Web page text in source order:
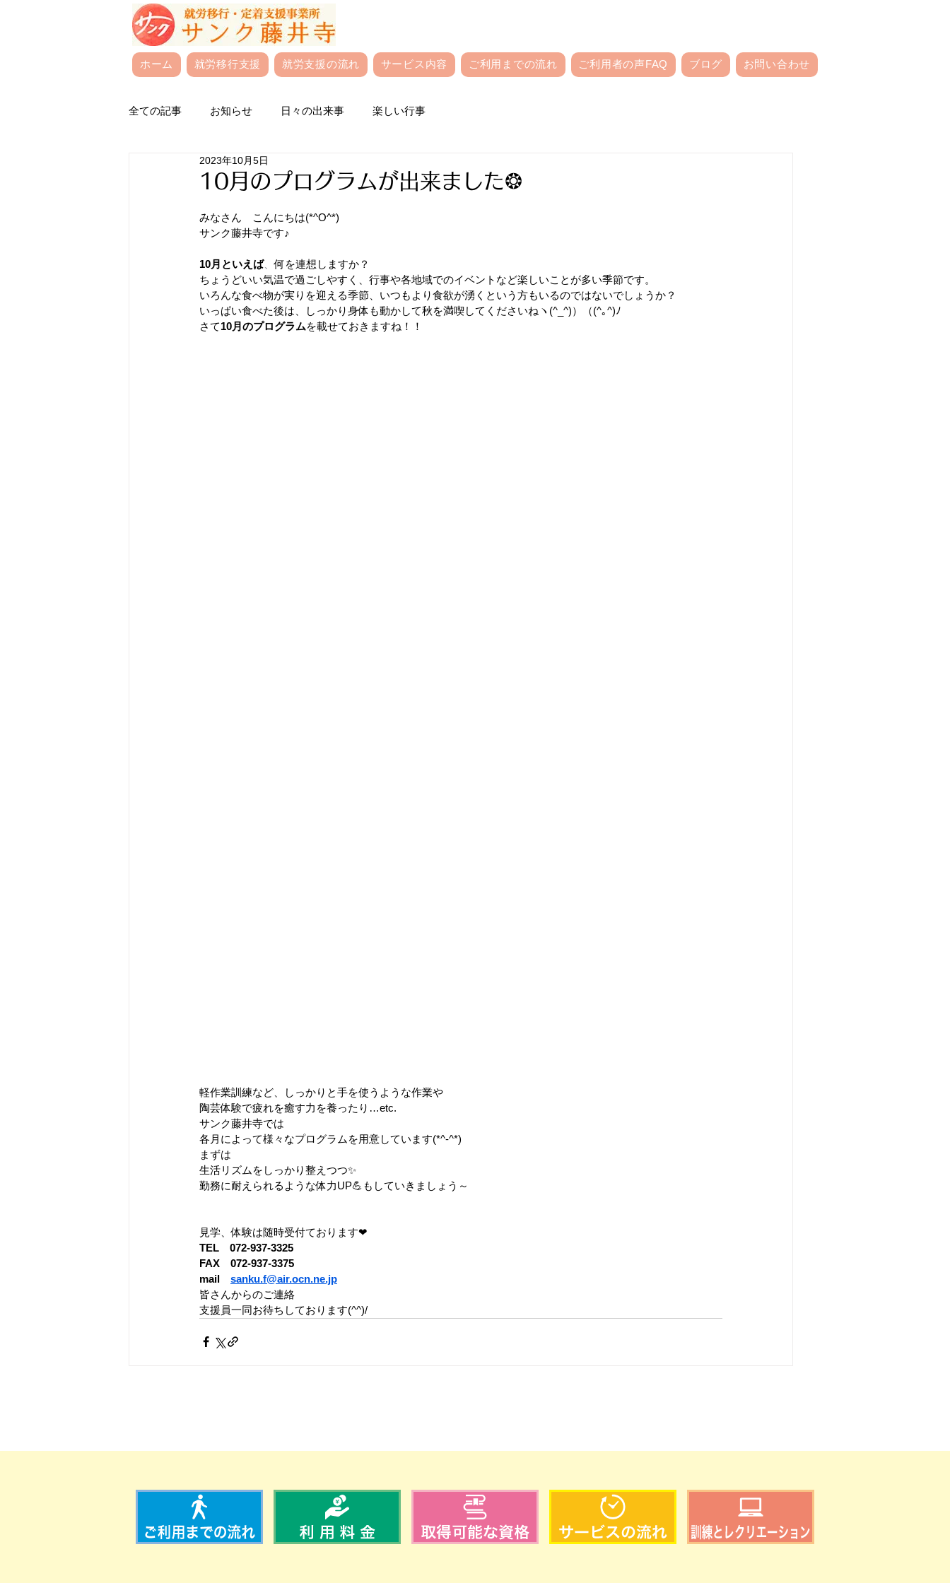
ホーム 就労移行支援 就労支援の流れ サービス内容 ご利用までの流れ ご利用者の声FAQ ブログ お問い合わせ
全ての記事 お知らせ 日々の出来事 楽しい行事
10月のプログラムが出来ました❂
2023年10月5日
みなさん　こんにちは(*^O^*)
サンク藤井寺です♪
10月といえば、何を連想しますか？
ちょうどいい気温で過ごしやすく、行事や各地域でのイベントなど楽しいことが多い季節です。
いろんな食べ物が実りを迎える季節、いつもより食欲が湧くという方もいるのではないでしょうか？
いっぱい食べた後は、しっかり身体も動かして秋を満喫してくださいねヽ(^_^)）（(^｡^)ﾉ
さて10月のプログラムを載せておきますね！！
軽作業訓練など、しっかりと手を使うような作業や
陶芸体験で疲れを癒す力を養ったり…etc.
サンク藤井寺では
各月によって様々なプログラムを用意しています(*^-^*)
まずは
生活リズムをしっかり整えつつ✨
勤務に耐えられるような体力UP💪もしていきましょう～
見学、体験は随時受付ております❤
TEL　072-937-3325
FAX　072-937-3375
mail sanku.f@air.ocn.ne.jp
皆さんからのご連絡
支援員一同お待ちしております(^^)/